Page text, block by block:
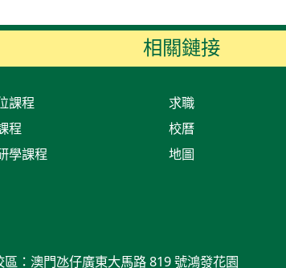
課程
程
學課程
相關鏈接
求職
校曆
地圖
區：澳門氹仔廣東大馬路 819 號鴻發花園